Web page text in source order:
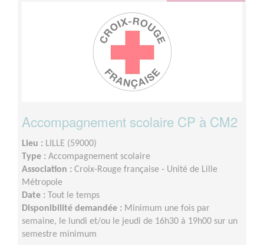
Accompagnement scolaire CP à CM2
Lieu : LILLE (59000)
Type : Accompagnement scolaire
Association : Croix-Rouge française - Unité de Lille
Métropole
Date : Tout le temps
Disponibilité demandée : Minimum une fois par
semaine, le lundi et/ou le jeudi de 16h30 à 19h00 sur un
semestre minimum